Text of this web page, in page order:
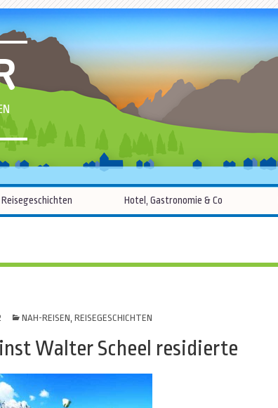
Reisegeschichten Hotel, Gastronomie & Co
NAH-REISEN, REISEGESCHICHTEN
Walter Scheel residierte